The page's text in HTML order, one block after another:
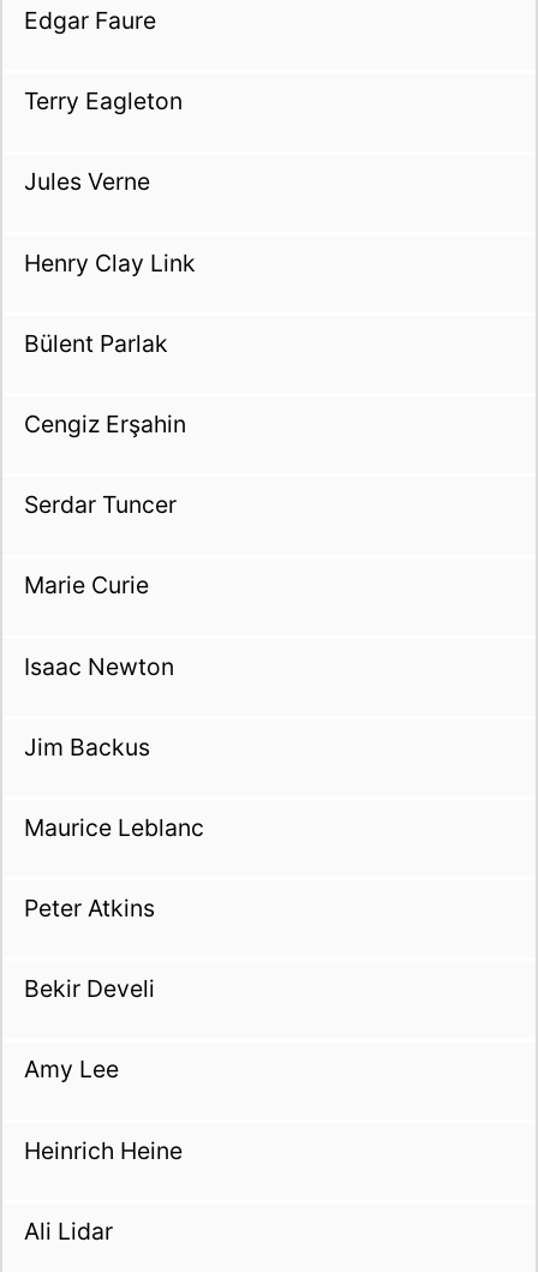
Edgar Faure
Terry Eagleton
Jules Verne
Henry Clay Link
Bülent Parlak
Cengiz Erşahin
Serdar Tuncer
Marie Curie
Isaac Newton
Jim Backus
Maurice Leblanc
Peter Atkins
Bekir Develi
Amy Lee
Heinrich Heine
Ali Lidar